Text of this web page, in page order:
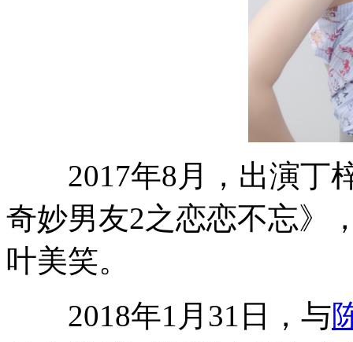
2017年8月，出演丁
奇妙男友2之恋恋不忘》
叶美笑。
2018年1月31日，与